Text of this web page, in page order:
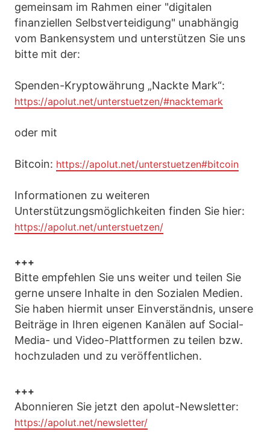
gemeinsam im Rahmen einer "digitalen
finanziellen Selbstverteidigung" unabhängig
vom Bankensystem und unterstützen Sie uns
bitte mit der:
Spenden-Kryptowährung „Nackte Mark“:
https://apolut.net/unterstuetzen/#nacktemark
oder mit
Bitcoin: https://apolut.net/unterstuetzen#bitcoin
Informationen zu weiteren
Unterstützungsmöglichkeiten finden Sie hier:
https://apolut.net/unterstuetzen/
+++
Bitte empfehlen Sie uns weiter und teilen Sie
gerne unsere Inhalte in den Sozialen Medien.
Sie haben hiermit unser Einverständnis, unsere
Beiträge in Ihren eigenen Kanälen auf Social-
Media- und Video-Plattformen zu teilen bzw.
hochzuladen und zu veröffentlichen.
+++
Abonnieren Sie jetzt den apolut-Newsletter:
https://apolut.net/newsletter/